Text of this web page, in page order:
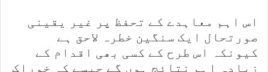
اس اہم معاہدے کے تحفظ پر غیر یقینی
صورتحال ایک سنگین خطرہ لاحق ہے
کیونکہ اس طرح کے کسی بھی اقدام کے
زیادہ اہم نتائج ہوں گے جیسے کہ خوراک